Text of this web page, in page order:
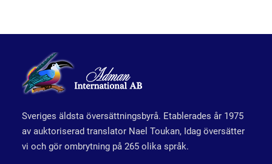
Sveriges äldsta översättningsbyrå. Etablerades år 1975
av auktoriserad translator Nael Toukan, Idag översätter
vi och gör ombrytning på 265 olika språk.